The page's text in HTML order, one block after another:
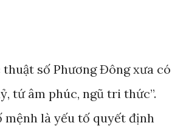
số Phương Đông xưa có
tứ âm phúc, ngũ tri thức”.
mệnh là yếu tố quyết định